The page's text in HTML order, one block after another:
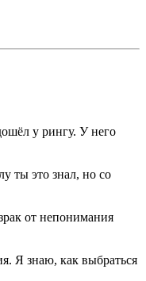
у рингу. У него
ты это знал, но со
от непонимания
Я знаю, как выбраться